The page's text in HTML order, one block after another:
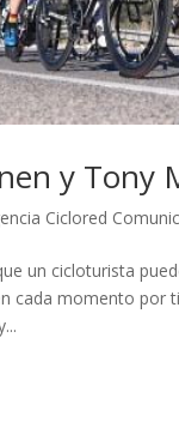
y Tony
Ciclored
un cicloturista
cada momento por